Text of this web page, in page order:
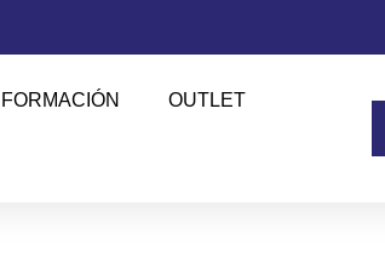
FORMACIÓN OUTLET